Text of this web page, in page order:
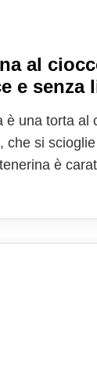
al
e senza
è una torta al
che si
è
sapore